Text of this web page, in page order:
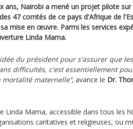
ans, Nairobi a mené un projet pilote
47 comtés de ce pays d'Afrique de
mise en œuvre. Parmi les services
Linda Mama.
idée du président pour s'assurer que
difficultés, c'est essentiellement
maternelle’’, avance le Dr.
Linda Mama, accessible dans tous les
caritatives et religieuses, ou